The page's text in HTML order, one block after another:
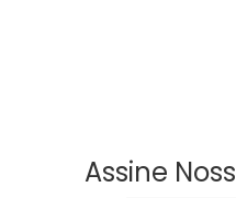
Assine